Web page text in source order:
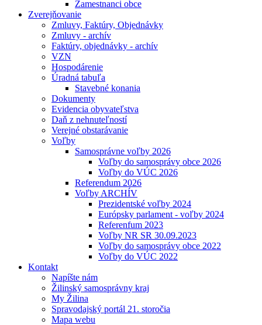
Zamestnanci obce
Zverejňovanie
Zmluvy, Faktúry, Objednávky
Zmluvy - archív
Faktúry, objednávky - archív
VZN
Hospodárenie
Úradná tabuľa
Stavebné konania
Dokumenty
Evidencia obyvateľstva
Daň z nehnuteľností
Verejné obstarávanie
Voľby
Samosprávne voľby 2026
Voľby do samosprávy obce 2026
Voľby do VÚC 2026
Referendum 2026
Voľby ARCHÍV
Prezidentské voľby 2024
Európsky parlament - voľby 2024
Referenfum 2023
Voľby NR SR 30.09.2023
Voľby do samosprávy obce 2022
Voľby do VÚC 2022
Kontakt
Napíšte nám
Žilinský samosprávny kraj
My Žilina
Spravodajský portál 21. storočia
Mapa webu